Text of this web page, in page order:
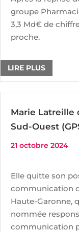
groupe
3,3 Md€ de
proche.
LIRE PLUS
Marie Latreille
Sud-Ouest
21 octobre 2024
Elle quitte son
communication
Haute-Garonne,
nommée
communication